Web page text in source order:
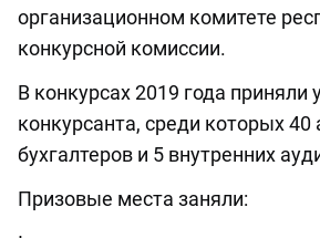
организационном комитете
конкурсной комиссии.
В конкурсах 2019 года приняли
конкурсанта, среди которых 40
бухгалтеров и 5 внутренних
Призовые места заняли: